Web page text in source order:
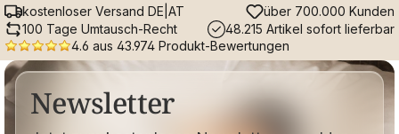
kostenloser Versand DE|AT
über 700.000 Kunden
100 Tage Umtausch-Recht
48.215 Artikel sofort lieferbar
4.6 aus 43.974 Produkt-Bewertungen
Newsletter